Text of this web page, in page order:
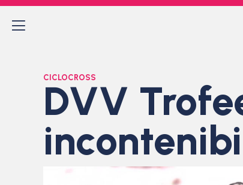
CICLOCROSS
DVV